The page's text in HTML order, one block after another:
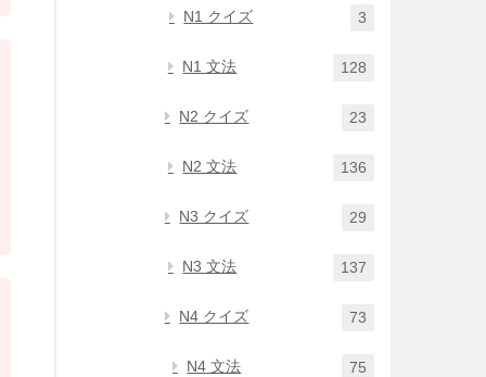
N1 クイズ 3
N1 文法 128
N2 クイズ 23
N2 文法 136
N3 クイズ 29
N3 文法 137
N4 クイズ 73
N4 文法 75